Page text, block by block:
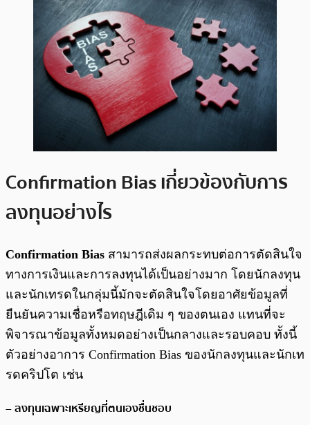
Confirmation Bias เกี่ยวข้องกับการ
ลงทุนอย่างไร
Confirmation Bias สามารถส่งผลกระทบต่อการตัดสินใจ
ทางการเงินและการลงทุนได้เป็นอย่างมาก โดยนักลงทุน
และนักเทรดในกลุ่มนี้มักจะตัดสินใจโดยอาศัยข้อมูลที่
ยืนยันความเชื่อหรือทฤษฎีเดิม ๆ ของตนเอง แทนที่จะ
พิจารณาข้อมูลทั้งหมดอย่างเป็นกลางและรอบคอบ ทั้งนี้
ตัวอย่างอาการ Confirmation Bias ของนักลงทุนและนักเท
รดคริปโต เช่น
– ลงทุนเฉพาะเหรียญที่ตนเองชื่นชอบ